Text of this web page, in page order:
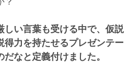
しい言葉も受ける中で、仮説
得力を持たせるプレゼンテー
なと定義付けました。